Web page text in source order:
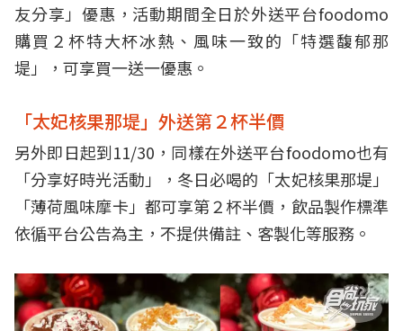
友分享」優惠，活動期間全日於外送平台foodomo
購買２杯特大杯冰熱、風味一致的「特選馥郁那
堤」，可享買一送一優惠。
「太妃核果那堤」外送第２杯半價
另外即日起到11/30，同樣在外送平台foodomo也有
「分享好時光活動」，冬日必喝的「太妃核果那堤」
「薄荷風味摩卡」都可享第２杯半價，飲品製作標準
依循平台公告為主，不提供備註、客製化等服務。